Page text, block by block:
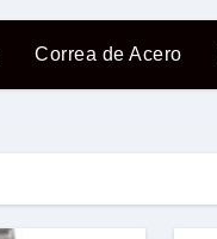
Correa de Acero